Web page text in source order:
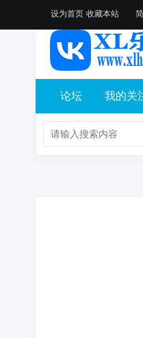
设为首页 收藏本站
论坛 我的关